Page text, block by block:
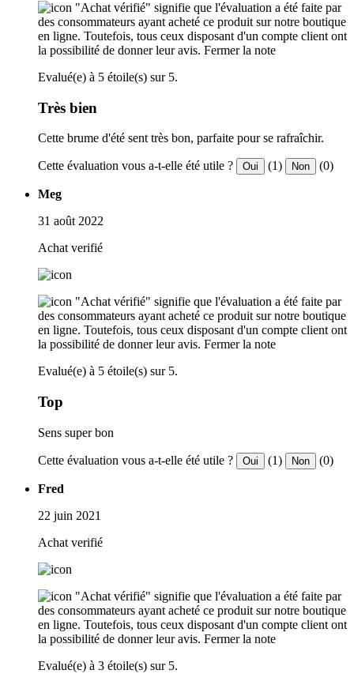
"Achat vérifié" signifie que l'évaluation a été faite par
des consommateurs ayant acheté ce produit sur notre boutique
en ligne. Toutefois, tous ceux disposant d'un compte client ont
la possibilité de donner leur avis. Fermer la note
Evalué(e) à 5 étoile(s) sur 5.
Très bien
Cette brume d'été sent très bon, parfaite pour se rafraîchir.
Cette évaluation vous a-t-elle été utile ? Oui (1) Non (0)
Meg
31 août 2022
Achat verifié
"Achat vérifié" signifie que l'évaluation a été faite par
des consommateurs ayant acheté ce produit sur notre boutique
en ligne. Toutefois, tous ceux disposant d'un compte client ont
la possibilité de donner leur avis. Fermer la note
Evalué(e) à 5 étoile(s) sur 5.
Top
Sens super bon
Cette évaluation vous a-t-elle été utile ? Oui (1) Non (0)
Fred
22 juin 2021
Achat verifié
"Achat vérifié" signifie que l'évaluation a été faite par
des consommateurs ayant acheté ce produit sur notre boutique
en ligne. Toutefois, tous ceux disposant d'un compte client ont
la possibilité de donner leur avis. Fermer la note
Evalué(e) à 3 étoile(s) sur 5.